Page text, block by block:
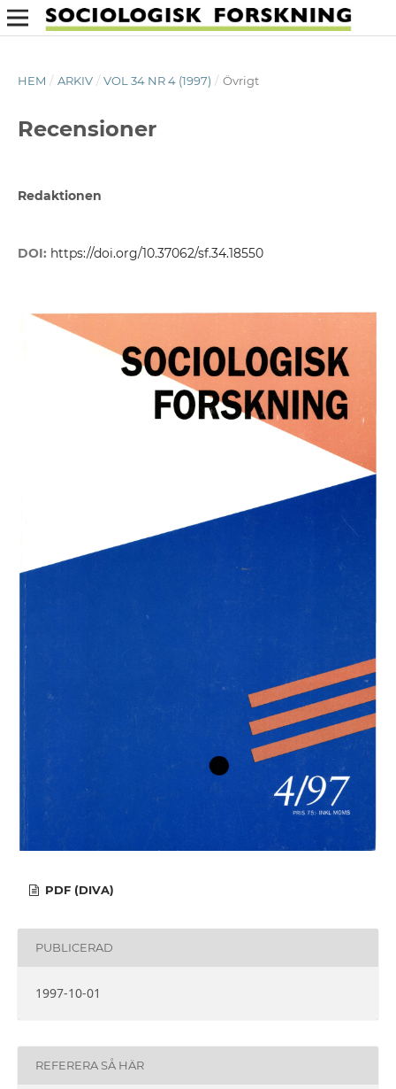
HEM / ARKIV / VOL 34 NR 4 (1997) / Övrigt
Recensioner
Redaktionen
DOI: https://doi.org/10.37062/sf.34.18550
PDF (DIVA)
PUBLICERAD
1997-10-01
REFERERA SÅ HÄR